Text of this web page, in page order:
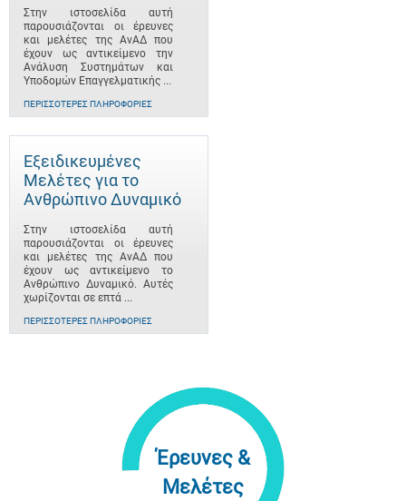
Στην ιστοσελίδα αυτή
παρουσιάζονται οι έρευνες
και μελέτες της ΑνΑΔ που
έχουν ως αντικείμενο την
Ανάλυση Συστημάτων και
Υποδομών Επαγγελματικής ...
ΠΕΡΙΣΣΌΤΕΡΕΣ ΠΛΗΡΟΦΟΡΊΕΣ
Εξειδικευμένες
Μελέτες για το
Ανθρώπινο Δυναμικό
Στην ιστοσελίδα αυτή
παρουσιάζονται οι έρευνες
και μελέτες της ΑνΑΔ που
έχουν ως αντικείμενο το
Ανθρώπινο Δυναμικό. Αυτές
χωρίζονται σε επτά ...
ΠΕΡΙΣΣΌΤΕΡΕΣ ΠΛΗΡΟΦΟΡΊΕΣ
Έρευνες &
Μελέτες